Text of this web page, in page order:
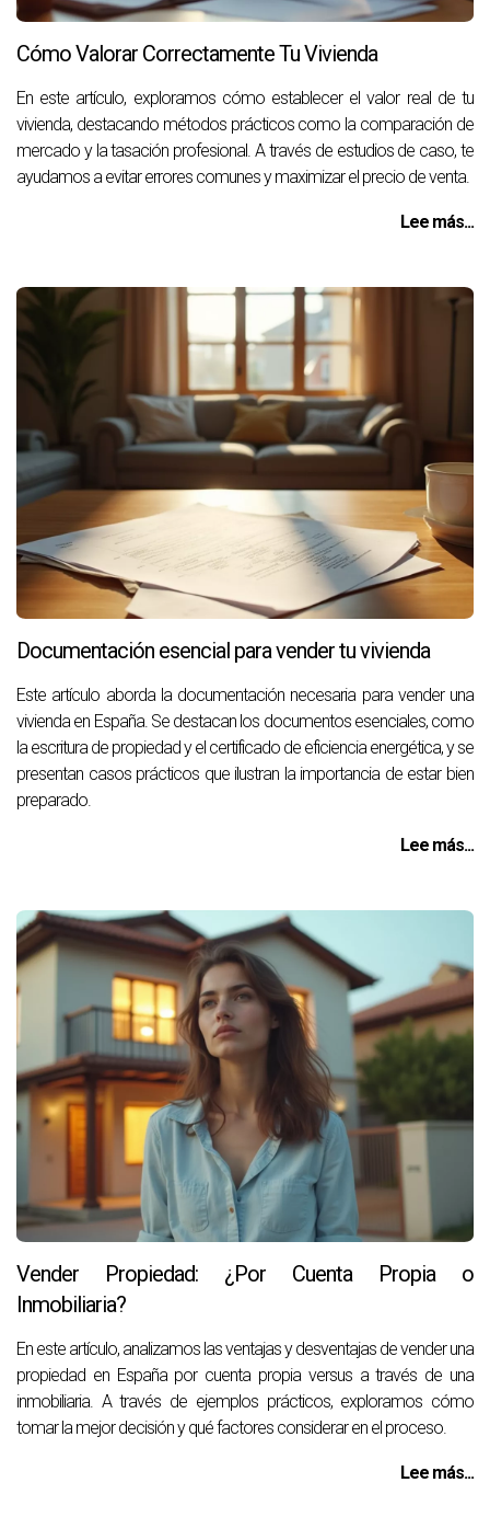
Cómo Valorar Correctamente Tu Vivienda
En este artículo, exploramos cómo establecer el valor real de tu
vivienda, destacando métodos prácticos como la comparación de
mercado y la tasación profesional. A través de estudios de caso, te
ayudamos a evitar errores comunes y maximizar el precio de venta.
Lee más...
Documentación esencial para vender tu vivienda
Este artículo aborda la documentación necesaria para vender una
vivienda en España. Se destacan los documentos esenciales, como
la escritura de propiedad y el certificado de eficiencia energética, y se
presentan casos prácticos que ilustran la importancia de estar bien
preparado.
Lee más...
Vender Propiedad: ¿Por Cuenta Propia o
Inmobiliaria?
En este artículo, analizamos las ventajas y desventajas de vender una
propiedad en España por cuenta propia versus a través de una
inmobiliaria. A través de ejemplos prácticos, exploramos cómo
tomar la mejor decisión y qué factores considerar en el proceso.
Lee más...